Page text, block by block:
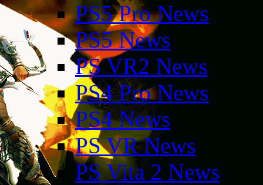
PS5 Pro News
PS5 News
PS VR2 News
PS4 Pro News
PS4 News
PS VR News
PS Vita 2 News